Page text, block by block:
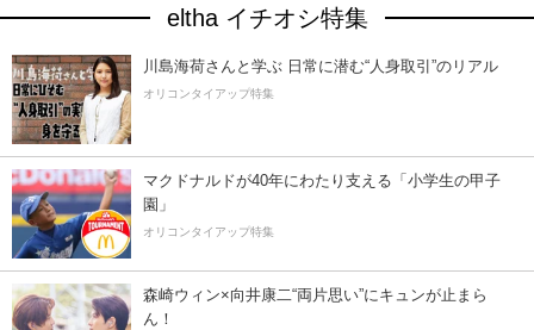
eltha イチオシ特集
川島海荷さんと学ぶ 日常に潜む“人身取引”のリアル
オリコンタイアップ特集
マクドナルドが40年にわたり支える「小学生の甲子
園」
オリコンタイアップ特集
森崎ウィン×向井康二“両片思い”にキュンが止まら
ん！